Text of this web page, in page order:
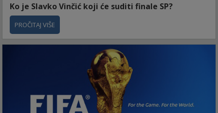
Ko je Slavko Vinčić koji će suditi finale SP?
PROČITAJ VIŠE